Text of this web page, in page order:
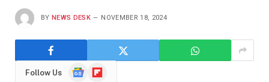
BY NEWS DESK NOVEMBER 18, 2024
Follow Us
GoogleFlipboard